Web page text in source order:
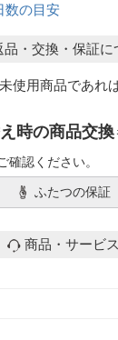
数の目安
品・交換・保証に
使用商品であれ
時の商品交換
確認ください。
ふたつの保証
商品・サービス
リッジ
リッジ
ジ